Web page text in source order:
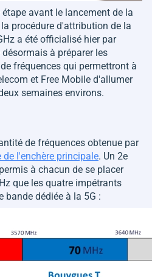
avant le lancement de la
procédure d'attribution de la
a été officialisé hier par
à préparer les
fréquences qui permettront à
et Free Mobile d'allumer
semaines environs.
de fréquences obtenue par
de l'enchère principale. Un 2e
à chacun de se placer
que les quatre impétrants
bande dédiée à la 5G :